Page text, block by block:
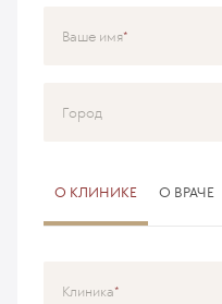
Ваше имя
Город
О КЛИНИКЕ О ВРАЧЕ
Клиника